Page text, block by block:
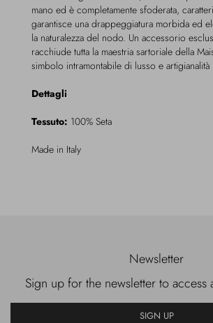
mano ed è completamente sfoderata,
garantisce una drappeggiatura morbida ed
la naturalezza del nodo. Un accessorio
racchiude tutta la maestria sartoriale della
simbolo intramontabile di lusso e artigianalità
Dettagli
Tessuto: 100% Seta
Made in Italy
Newsletter
Sign up for the newsletter to access
SIGN UP